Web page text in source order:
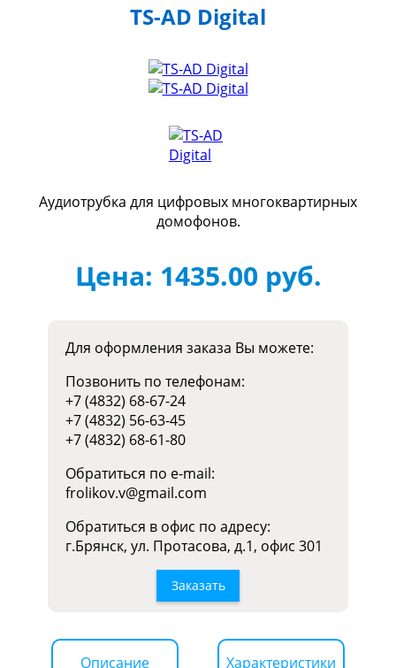
TS-AD Digital
Аудиотрубка для цифровых многоквартирных
домофонов.
Цена: 1435.00 руб.
Для оформления заказа Вы можете:
Позвонить по телефонам:
+7 (4832) 68-67-24
+7 (4832) 56-63-45
+7 (4832) 68-61-80
Обратиться по e-mail:
frolikov.v@gmail.com
Обратиться в офис по адресу:
г.Брянск, ул. Протасова, д.1, офис 301
Заказать
Описание Характеристики